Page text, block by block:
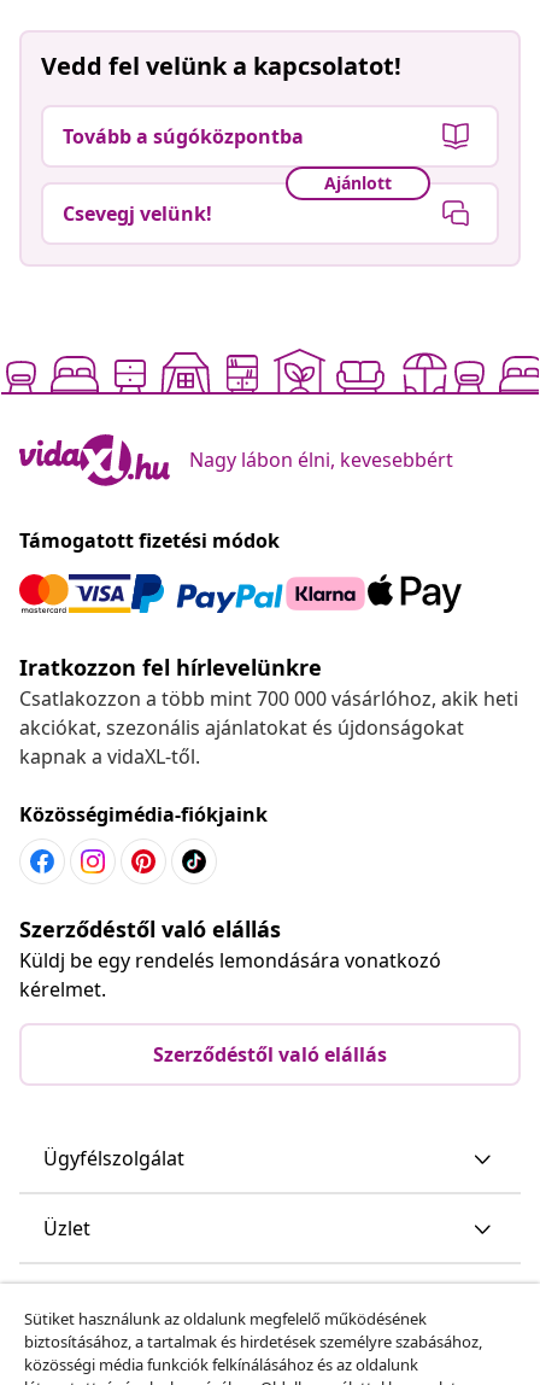
Vedd fel velünk a kapcsolatot!
Tovább a súgóközpontba
Ajánlott
Csevegj velünk!
Nagy lábon élni, kevesebbért
Támogatott fizetési módok
Iratkozzon fel hírlevelünkre
Csatlakozzon a több mint 700 000 vásárlóhoz, akik heti
akciókat, szezonális ajánlatokat és újdonságokat
kapnak a vidaXL-től.
Közösségimédia-fiókjaink
Szerződéstől való elállás
Küldj be egy rendelés lemondására vonatkozó
kérelmet.
Szerződéstől való elállás
Ügyfélszolgálat
Üzlet
Fedezz fel többet
Sütiket használunk az oldalunk megfelelő működésének
biztosításához, a tartalmak és hirdetések személyre szabásához,
közösségi média funkciók felkínálásához és az oldalunk